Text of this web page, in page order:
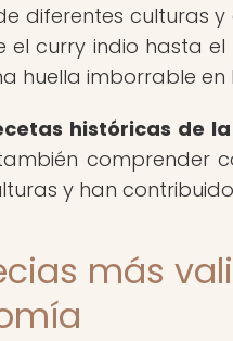
diferentes culturas
el curry indio hasta
huella imborrable en
históricas de
comprender
y han
más